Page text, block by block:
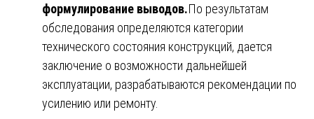
формулирование выводов.По результатам
обследования определяются категории
технического состояния конструкций, дается
заключение о возможности дальнейшей
эксплуатации, разрабатываются рекомендации по
усилению или ремонту.